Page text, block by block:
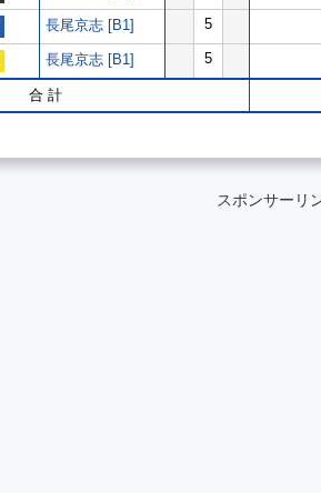
長尾京志 [B1] 5
長尾京志 [B1] 5
合 計
スポンサーリ